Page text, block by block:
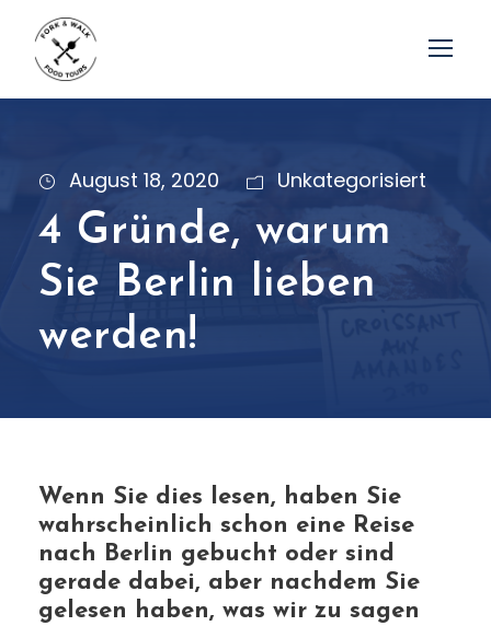
August 18, 2020 Unkategorisiert
4 Gründe, warum
Sie Berlin lieben
werden!
Wenn Sie dies lesen, haben Sie
wahrscheinlich schon eine Reise
nach Berlin gebucht oder sind
gerade dabei, aber nachdem Sie
gelesen haben, was wir zu sagen